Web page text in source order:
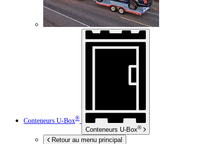
Conteneurs U-Box®
Conteneurs U-Box®
Retour au menu principal